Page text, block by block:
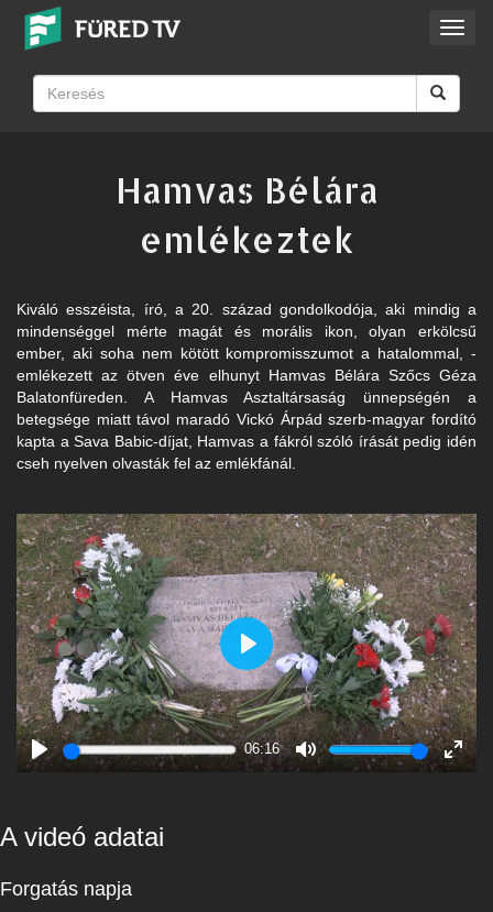
Hamvas Bélára
emlékeztek
Kiváló esszéista, író, a 20. század gondolkodója, aki mindig a
mindenséggel mérte magát és morális ikon, olyan erkölcsű
ember, aki soha nem kötött kompromisszumot a hatalommal, -
emlékezett az ötven éve elhunyt Hamvas Bélára Szőcs Géza
Balatonfüreden. A Hamvas Asztaltársaság ünnepségén a
betegsége miatt távol maradó Vickó Árpád szerb-magyar fordító
kapta a Sava Babic-díjat, Hamvas a fákról szóló írását pedig idén
cseh nyelven olvasták fel az emlékfánál.
Play
06:16
Mute
Enter
Play
A videó adatai
Forgatás napja